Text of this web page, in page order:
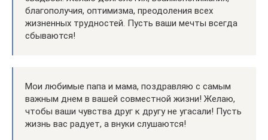
благополучия, оптимизма, преодоления всех
жизненных трудностей. Пусть ваши мечты всегда
сбываются!
Мои любимые папа и мама, поздравляю с самым
важным днем в вашей совместной жизни! Желаю,
чтобы ваши чувства друг к другу не угасали! Пусть
жизнь вас радует, а внуки слушаются!